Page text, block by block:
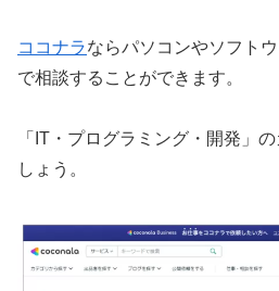
ココナラならパソコンやソフト
で相談することができます。
「IT・プログラミング・開発」
しょう。